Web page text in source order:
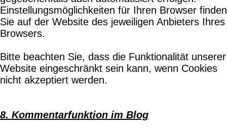
Einstellungsmöglichkeiten für Ihren Browser finden
Sie auf der Website des jeweiligen Anbieters Ihres
Browsers.
Bitte beachten Sie, dass die Funktionalität unserer
Website eingeschränkt sein kann, wenn Cookies
nicht akzeptiert werden.
8. Kommentarfunktion im Blog